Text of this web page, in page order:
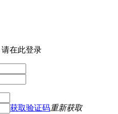
在此登录
获取验证码重新获取